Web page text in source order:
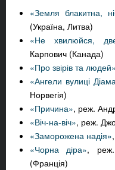
«Земля блакитна,
(Україна, Литва)
«Не хвилюйся,
Карпович (Канада)
«Про звірів та людей»
«Ангели вулиці
Норвегія)
«Причина», реж.
«Віч-на-віч», реж.
«Заморожена надія»
«Чорна діра»,
(Франція)